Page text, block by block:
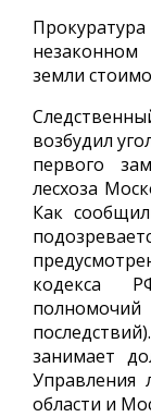
земли
возбудил
первого
лесхоза
Как
кодекса
занимает
Управления
области и